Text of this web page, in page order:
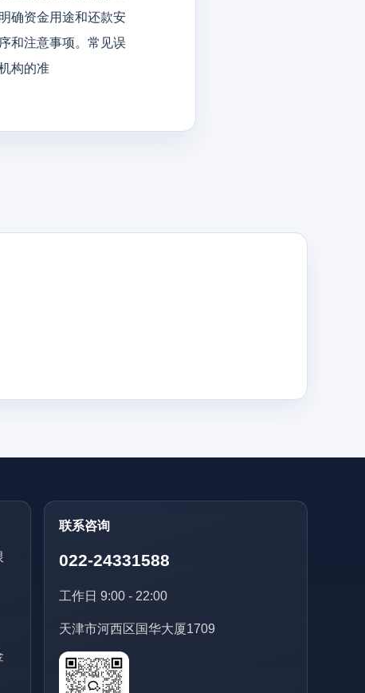
确资金用途和还款安
和注意事项。常见误
构的准
联系咨询
022-24331588
工作日 9:00 - 22:00
天津市河西区国华大厦1709